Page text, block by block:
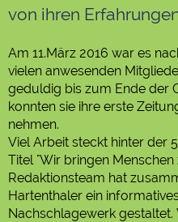
von ihren
Am 11.März 2016 war es
vielen anwesenden
geduldig bis zum Ende der
konnten sie ihre erste
nehmen.
Viel Arbeit steckt hinter der
Titel "Wir bringen Menschen
Redaktionsteam hat
Hartenthaler ein
Nachschlagewerk